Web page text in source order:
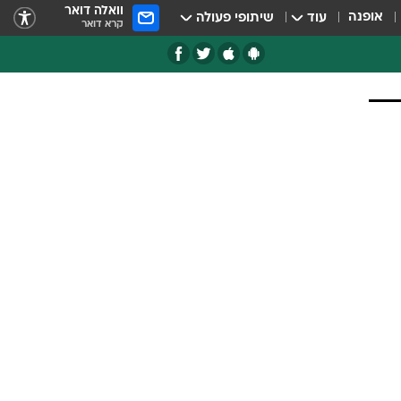
אופנה עוד שיתופי פעולה וואלה דואר
קרא דואר